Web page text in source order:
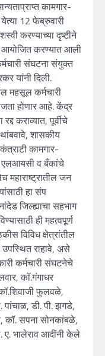
कामगार-
12 फेब्रुवारी
करण्याच्या दृष्टीने
आयोजित करण्यात आली
संघटना संयुक्त
यांनी दिली.
महसूल कर्मचारी
होणार आहे. केंद्र
कराव्यात, पूर्वीचे
शासकीय
कामगार-
एलआयसी व बँकांचे
महाराष्ट्रातील जन
हा संप
जिल्ह्याचा सहभाग
ही महत्वपूर्ण
विविध क्षेत्रांतील
उपस्थित राहावे, असे
कर्मचारी संघटनेचे
कॉ.गंगाधर
फुलवळे,
डी. पी. झगडे,
कॉ. सपना सोनकांबळे,
भालेराव आदींनी केले